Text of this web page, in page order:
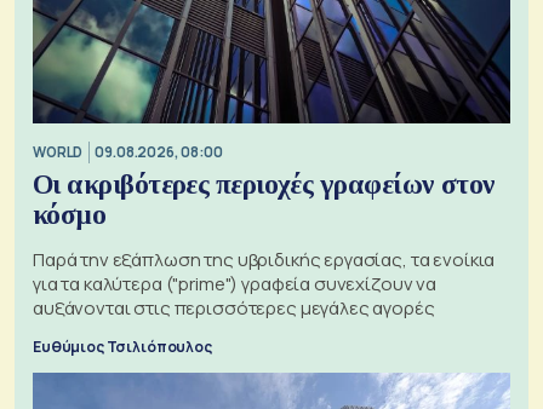
WORLD 09.08.2026, 08:00
Οι ακριβότερες περιοχές γραφείων στον
κόσμο
Παρά την εξάπλωση της υβριδικής εργασίας, τα ενοίκια
για τα καλύτερα ("prime") γραφεία συνεχίζουν να
αυξάνονται στις περισσότερες μεγάλες αγορές
Ευθύμιος Τσιλιόπουλος